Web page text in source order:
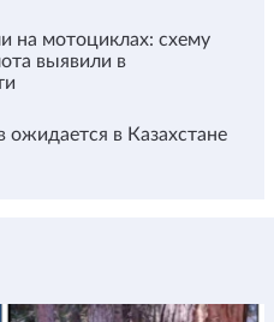
на мотоциклах: схему
выявили в
ожидается в Казахстане